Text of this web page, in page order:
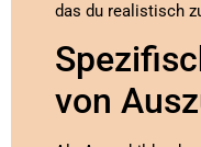
das du realistisch
von